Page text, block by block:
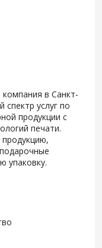
в Санкт-
услуг по
продукции с
печати.
упаковку.